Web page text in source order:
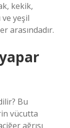
kekik,
yeşil
arasındadır.
Bu
vücutta
ağrısı